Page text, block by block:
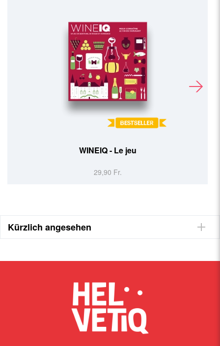
BabyIQ - Le jeu
29,90 Fr.
Kürzlich angesehen